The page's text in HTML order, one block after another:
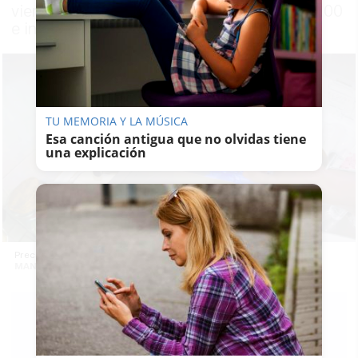
viernes 15 de mayo hay horas con precio 0,00
e incluso negativo en el mercado eléctrico
Precio de la luz y grandes electrodomésticos. -
F.
JIMÉNEZ
15/05/2026
TU MEMORIA Y LA MÚSICA
Esa canción antigua que no olvidas tiene
una explicación